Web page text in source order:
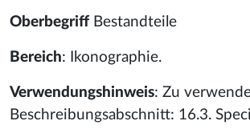
Oberbegriff Bestandteile
Bereich: Ikonographie.
Verwendungshinweis: Zu
Beschreibungsabschnitt: 16.3.